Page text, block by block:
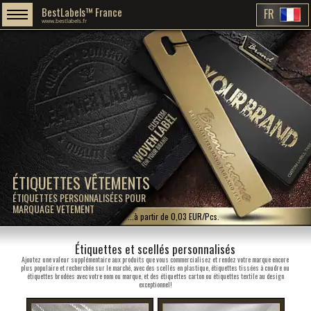
ÉTIQUETTES VÊTEMENTS
ÉTIQUETTES PERSONNALISÉES POUR
MARQUAGE VETEMENT
BestLabels™ France
www.bestlabels.fr FR
...à partir de 0,03 EUR/Pcs.
Étiquettes et scellés personnalisés
Ajoutez une valeur supplémentaire aux produits que vous commercialisez et rendez votre marque encore
plus populaire et recherchée sur le marché, avec des scellés en plastique, étiquettes tissées à coudre ou
étiquettes brodées avec votre nom ou marque, et des étiquettes carton ou étiquettes textile au design
exceptionnel!